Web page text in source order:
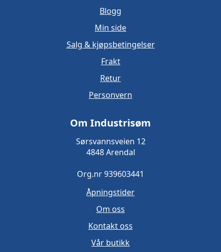
Blogg
Min side
Salg & kjøpsbetingelser
Frakt
Retur
Personvern
Om Industrisøm
Sørsvannsveien 12
4848 Arendal
Org.nr 939603441
Åpningstider
Om oss
Kontakt oss
Vår butikk